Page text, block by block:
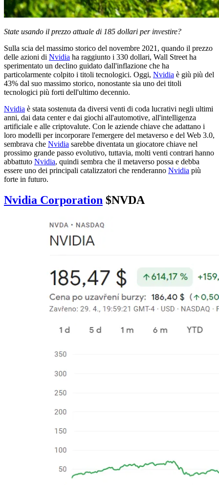
State usando il prezzo attuale di 185 dollari per investire?
Sulla scia del massimo storico del novembre 2021, quando il prezzo
delle azioni di Nvidia ha raggiunto i 330 dollari, Wall Street ha
sperimentato un declino guidato dall'inflazione che ha
particolarmente colpito i titoli tecnologici. Oggi, Nvidia è giù più del
43% dal suo massimo storico, nonostante sia uno dei titoli
tecnologici più forti dell'ultimo decennio.
Nvidia è stata sostenuta da diversi venti di coda lucrativi negli ultimi
anni, dai data center e dai giochi all'automotive, all'intelligenza
artificiale e alle criptovalute. Con le aziende chiave che adattano i
loro modelli per incorporare l'emergere del metaverso e del Web 3.0,
sembrava che Nvidia sarebbe diventata un giocatore chiave nel
prossimo grande passo evolutivo, tuttavia, molti venti contrari hanno
abbattuto Nvidia, quindi sembra che il metaverso possa e debba
essere uno dei principali catalizzatori che renderanno Nvidia più
forte in futuro.
Nvidia Corporation $NVDA